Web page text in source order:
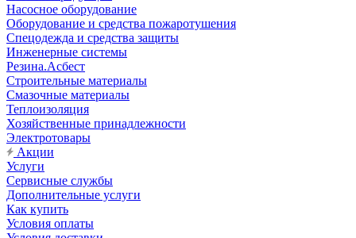
Насосное оборудование
Оборудование и средства пожаротушения
Спецодежда и средства защиты
Инженерные системы
Резина.Асбест
Строительные материалы
Смазочные материалы
Теплоизоляция
Хозяйственные принадлежности
Электротовары
Акции
Услуги
Сервисные службы
Дополнительные услуги
Как купить
Условия оплаты